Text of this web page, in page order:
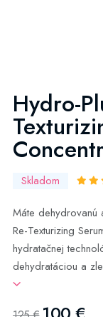
Hydro-
Skladom
Máte dehydrovanú
Re-Texturizing
hydratačnej
dehydratáciou a